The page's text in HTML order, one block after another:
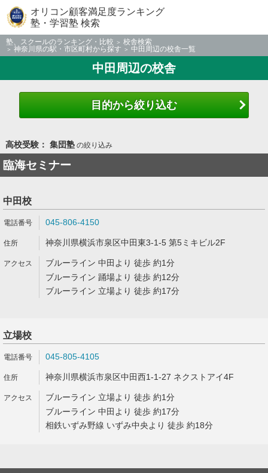
オリコン顧客満足度ランキング
塾・学習塾 検索
塾、スクールのランキング・比較
校舎検索
神奈川県の駅・市区町村から探す
中田周辺の校舎一覧
中田周辺の校舎
目的から絞り込む
高校受験： 集団塾の絞り込み
臨海セミナー
中田校
045-806-4150
神奈川県横浜市泉区中田東3-1-5 第5ミキビル2F
ブルーライン 中田より 徒歩 約1分
ブルーライン 踊場より 徒歩 約12分
ブルーライン 立場より 徒歩 約17分
立場校
045-805-4105
神奈川県横浜市泉区中田西1-1-27 ネクストアイ4F
ブルーライン 立場より 徒歩 約1分
ブルーライン 中田より 徒歩 約17分
相鉄いずみ野線 いずみ中央より 徒歩 約18分